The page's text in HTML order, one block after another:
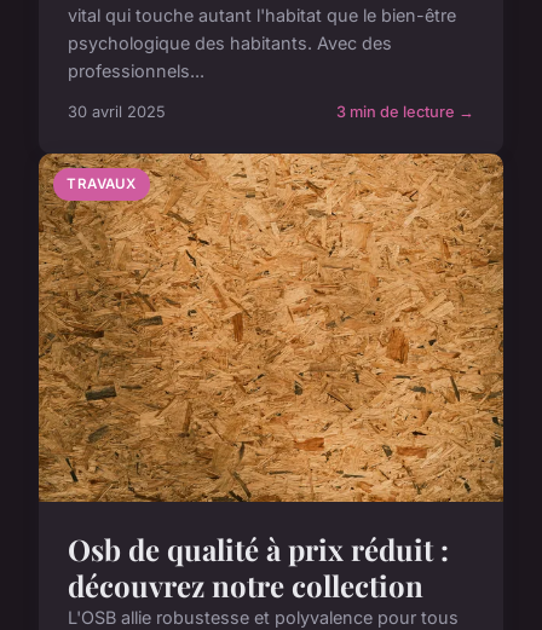
vital qui touche autant l'habitat que le bien-être
psychologique des habitants. Avec des
professionnels...
30 avril 2025 3 min de lecture →
TRAVAUX
Osb de qualité à prix réduit :
découvrez notre collection
L'OSB allie robustesse et polyvalence pour tous